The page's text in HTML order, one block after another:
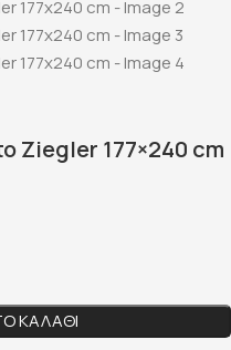
Ziegler 177×240 cm
ΚΑΛΆΘΙ